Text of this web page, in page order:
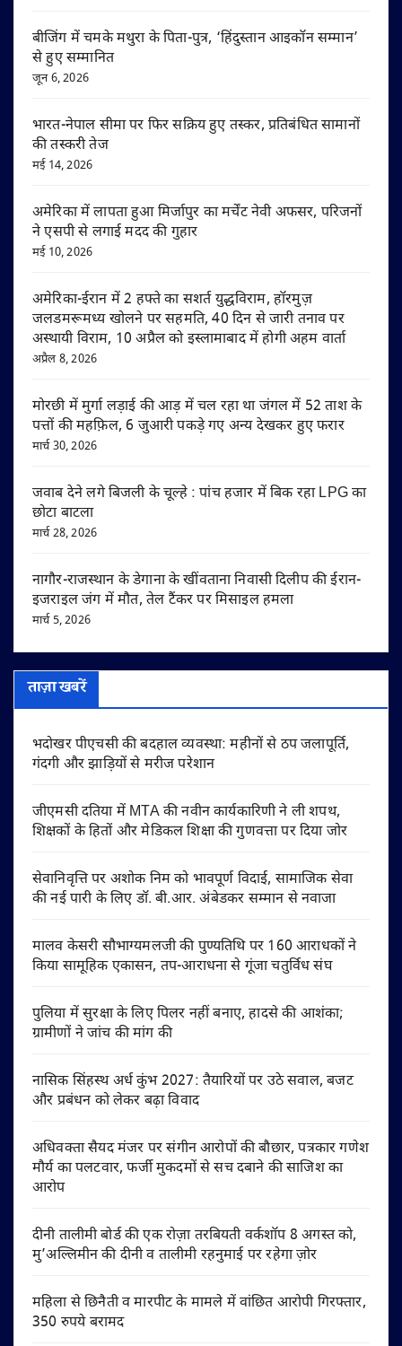
बीजिंग में चमके मथुरा के पिता-पुत्र, ‘हिंदुस्तान आइकॉन सम्मान’
से हुए सम्मानित
जून 6, 2026
भारत-नेपाल सीमा पर फिर सक्रिय हुए तस्कर, प्रतिबंधित सामानों
की तस्करी तेज
मई 14, 2026
अमेरिका में लापता हुआ मिर्जापुर का मर्चेंट नेवी अफसर, परिजनों
ने एसपी से लगाई मदद की गुहार
मई 10, 2026
अमेरिका-ईरान में 2 हफ्ते का सशर्त युद्धविराम, हॉरमुज़
जलडमरूमध्य खोलने पर सहमति, 40 दिन से जारी तनाव पर
अस्थायी विराम, 10 अप्रैल को इस्लामाबाद में होगी अहम वार्ता
अप्रैल 8, 2026
मोरछी में मुर्गा लड़ाई की आड़ में चल रहा था जंगल में 52 ताश के
पत्तों की महफ़िल, 6 जुआरी पकड़े गए अन्य देखकर हुए फरार
मार्च 30, 2026
जवाब देने लगे बिजली के चूल्हे : पांच हजार में बिक रहा LPG का
छोटा बाटला
मार्च 28, 2026
नागौर-राजस्थान के डेगाना के खींवताना निवासी दिलीप की ईरान-
इजराइल जंग में मौत, तेल टैंकर पर मिसाइल हमला
मार्च 5, 2026
ताज़ा खबरें
भदोखर पीएचसी की बदहाल व्यवस्था: महीनों से ठप जलापूर्ति,
गंदगी और झाड़ियों से मरीज परेशान
जीएमसी दतिया में MTA की नवीन कार्यकारिणी ने ली शपथ,
शिक्षकों के हितों और मेडिकल शिक्षा की गुणवत्ता पर दिया जोर
सेवानिवृत्ति पर अशोक निम को भावपूर्ण विदाई, सामाजिक सेवा
की नई पारी के लिए डॉ. बी.आर. अंबेडकर सम्मान से नवाजा
मालव केसरी सौभाग्यमलजी की पुण्यतिथि पर 160 आराधकों ने
किया सामूहिक एकासन, तप-आराधना से गूंजा चतुर्विध संघ
पुलिया में सुरक्षा के लिए पिलर नहीं बनाए, हादसे की आशंका;
ग्रामीणों ने जांच की मांग की
नासिक सिंहस्थ अर्ध कुंभ 2027: तैयारियों पर उठे सवाल, बजट
और प्रबंधन को लेकर बढ़ा विवाद
अधिवक्ता सैयद मंजर पर संगीन आरोपों की बौछार, पत्रकार गणेश
मौर्य का पलटवार, फर्जी मुकदमों से सच दबाने की साजिश का
आरोप
दीनी तालीमी बोर्ड की एक रोज़ा तरबियती वर्कशॉप 8 अगस्त को,
मु’अल्लिमीन की दीनी व तालीमी रहनुमाई पर रहेगा ज़ोर
महिला से छिनैती व मारपीट के मामले में वांछित आरोपी गिरफ्तार,
350 रुपये बरामद